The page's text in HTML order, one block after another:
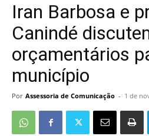
Iran Barbosa e
Canindé
orçamentários
município
Por Assessoria de Comunicação - 1 de